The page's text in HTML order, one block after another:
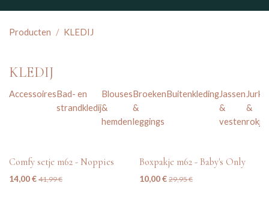
Producten KLEDIJ
KLEDIJ
AccessoiresBad- en
strandkledij
Blouses
&
hemden
Broeken
&
leggings
BuitenkledingJassen
&
vesten
&
tweedehands
Comfy setje m62 - Noppies
14,00€ 41,99€ tweedehands
Boxpakje m62 - Baby's Only
10,00€ 29,95€